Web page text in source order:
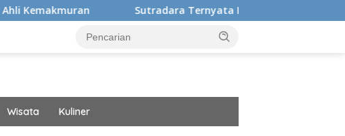
Sutradara Ternyata Ini Cinta Beberkan Pengalaman Hidup
Wisata Kuliner